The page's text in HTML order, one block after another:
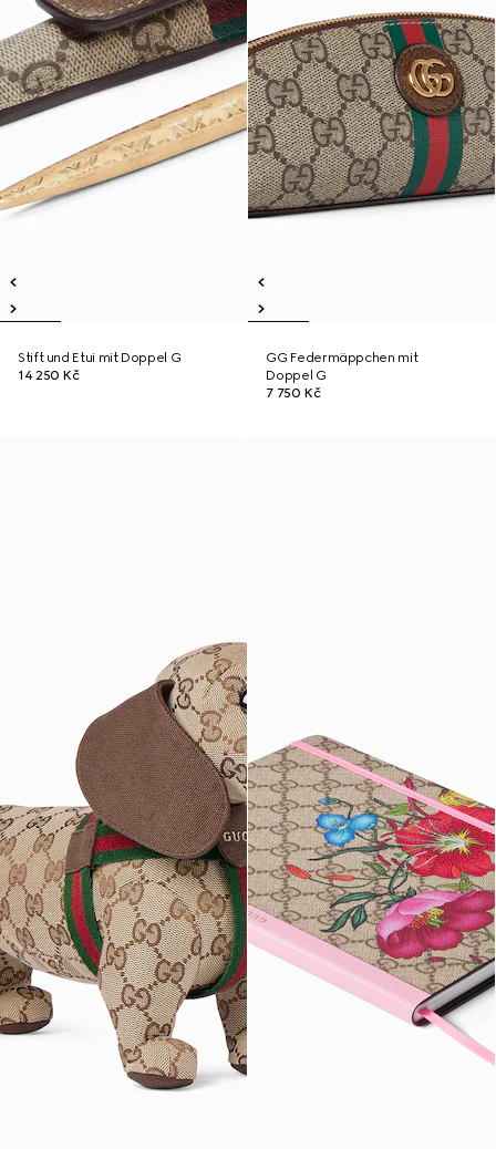
Stift und Etui mit Doppel G
14 250 Kč
GG Federmäppchen mit
Doppel G
7 750 Kč